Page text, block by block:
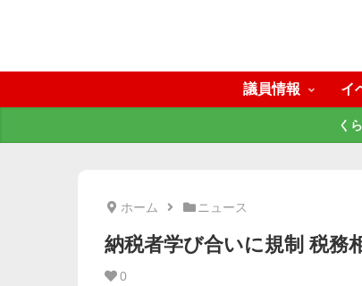
議員情報 イ
く
ホーム ニュース
納税者学び合いに規制 税
0